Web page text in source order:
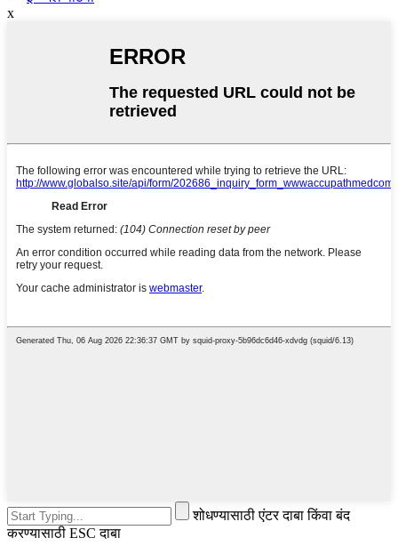
x
शोधण्यासाठी एंटर दाबा किंवा बंद
करण्यासाठी ESC दाबा